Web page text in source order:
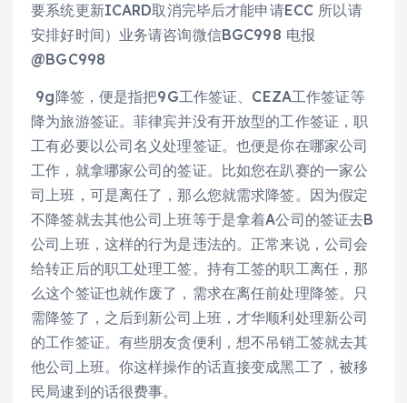
要系统更新ICARD取消完毕后才能申请ECC 所以请
安排好时间）业务请咨询微信BGC998 电报
@BGC998
9g降签，便是指把9G工作签证、CEZA工作签证等
降为旅游签证。菲律宾并没有开放型的工作签证，职
工有必要以公司名义处理签证。也便是你在哪家公司
工作，就拿哪家公司的签证。比如您在趴赛的一家公
司上班，可是离任了，那么您就需求降签。因为假定
不降签就去其他公司上班等于是拿着A公司的签证去B
公司上班，这样的行为是违法的。正常来说，公司会
给转正后的职工处理工签。持有工签的职工离任，那
么这个签证也就作废了，需求在离任前处理降签。只
需降签了，之后到新公司上班，才华顺利处理新公司
的工作签证。有些朋友贪便利，想不吊销工签就去其
他公司上班。你这样操作的话直接变成黑工了，被移
民局逮到的话很费事。